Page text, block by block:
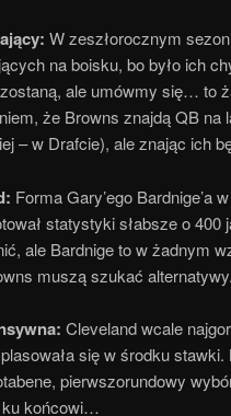
W zeszłorocznym
na boisku, bo było ich
ale umówmy się… to
że Browns znajdą QB na
– w Drafcie), ale znając ich
Forma Gary’ego Bardnige’a
statystyki słabsze o
ale Bardnige to w żadnym
muszą szukać alternatywy.
Cleveland wcale
się w środku
pierwszorundowy
ku końcowi…